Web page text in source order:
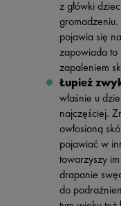
z główki
pojawia się
zapowiada to
zapaleniem
Łupież
właśnie u
najczęściej.
owłosioną
pojawiać w
towarzyszy
drapanie
do